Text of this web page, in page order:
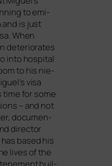
to emi­
and is just
When
dete­rio­ra­tes
into hos­pi­tal
to his nie­
visa
time for some
– and not
docu­men­
direc­tor
based his
lives of the
buil­